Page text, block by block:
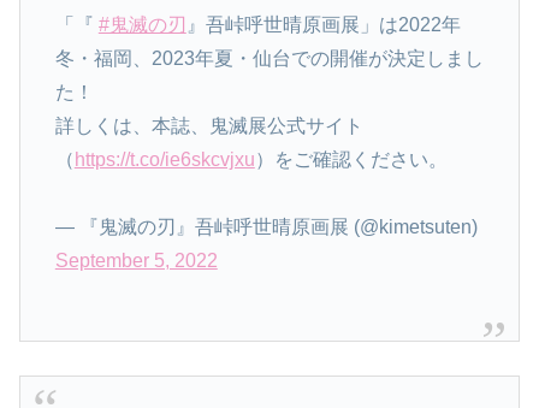
「『 #鬼滅の刃 』吾峠呼世晴原画展」は2022年
冬・福岡、2023年夏・仙台での開催が決定しまし
た！
詳しくは、本誌、鬼滅展公式サイト
（ https://t.co/ie6skcvjxu）をご確認ください。
— 『鬼滅の刃』吾峠呼世晴原画展 (@kimetsuten)
September 5, 2022